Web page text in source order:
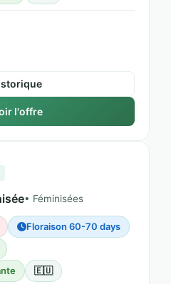
l'offre
• Féminisées
Floraison 60-70 days
🇪🇺